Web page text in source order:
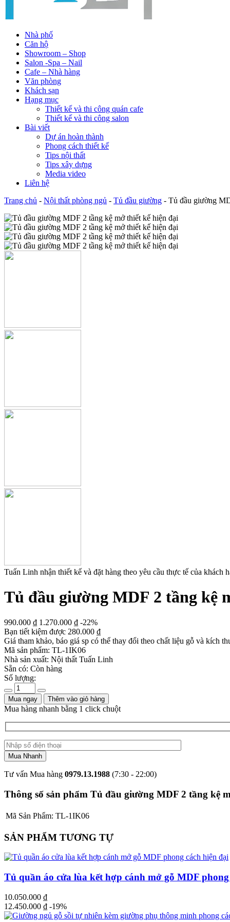
Nhà phố
Căn hộ
Showroom – Shop
Salon -Spa – Nail
Cafe – Nhà hàng
Văn phòng
Khách sạn
Hạng mục
Thiết kế và thi công quán cafe
Thiết kế và thi công salon
Bài viết
Dự án hoàn thành
Phong cách thiết kế
Tips nội thất
Tips xây dựng
Media video
Liên hệ
Trang chủ - Nội thất phòng ngủ - Tủ đầu giường - Tủ đầu giường
Tuấn Linh nhận thiết kế và đặt hàng theo yêu cầu thực tế của khách
Tủ đầu giường MDF 2 tầng kệ
990.000 ₫ 1.270.000 ₫ -22%
Bạn tiết kiệm được 280.000 ₫
Giá tham khảo, báo giá sp có thể thay đổi theo chất liệu gỗ và kích
Mã sản phẩm: TL-1IK06
Nhà sản xuất: Nội thất Tuấn Linh
Sẵn có: Còn hàng
Số lượng:
Mua ngay Thêm vào giỏ hàng
Mua hàng nhanh bằng 1 click chuột
Tư vấn Mua hàng 0979.13.1988 (7:30 - 22:00)
Thông số sản phẩm Tủ đầu giường MDF 2 tầng kệ
Mã Sản Phẩm: TL-1IK06
SẢN PHẨM TƯƠNG TỰ
Tủ quần áo cửa lùa kết hợp cánh mở gỗ MDF
10.050.000 ₫
12.450.000 ₫ -19%